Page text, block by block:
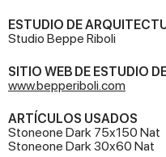
ESTUDIO DE
Studio Beppe Riboli
SITIO WEB DE ESTUDIO
www.bepperiboli.com
ARTÍCULOS USADOS
Stoneone Dark 75x150 Nat
Stoneone Dark 30x60 Nat